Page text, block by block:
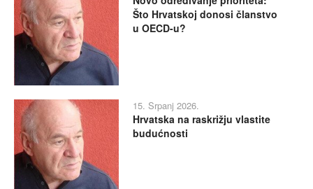
Što Hrvatskoj donosi članstvo
u OECD-u?
15. Srpanj 2026.
Hrvatska na raskrižju vlastite
budućnosti